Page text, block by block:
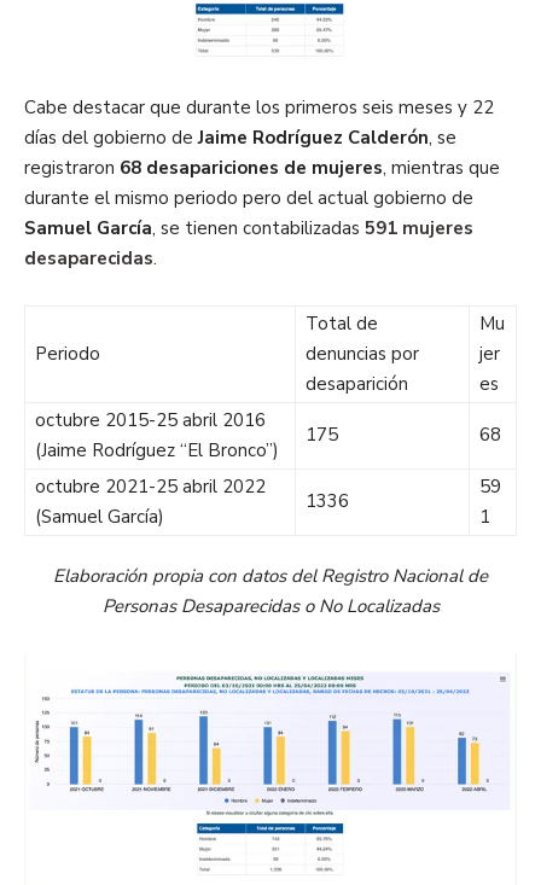
Cabe destacar que durante los primeros seis meses y 22
días del gobierno deJaime Rodríguez Calderón, se
registraron 68 desapariciones de mujeres, mientras que
durante el mismo periodo pero del actual gobierno de
Samuel García, se tienen contabilizadas 591 mujeres
desaparecidas.
Periodo
Total de
denuncias por
desaparición
Mu
jer
es
octubre 2015-25 abril 2016
(Jaime Rodríguez “El Bronco”)
175 68
octubre 2021-25 abril 2022
(Samuel García)
1336
59
1
Elaboración propia con datos del Registro Nacional de
Personas Desaparecidas o No Localizadas